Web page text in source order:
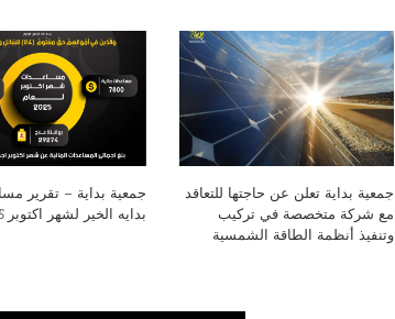
جمعية بداية تعلن عن حاجتها للتعاقد
مع شركة متخصصة في تركيب
وتنفيذ أنظمة الطاقة الشمسية
جمعية بداية – تقرير
بدايه الخير لشهر اكتوبر 2025